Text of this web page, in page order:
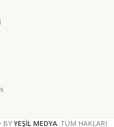
BY YEŞİL MEDYA. TÜM HAKLARI